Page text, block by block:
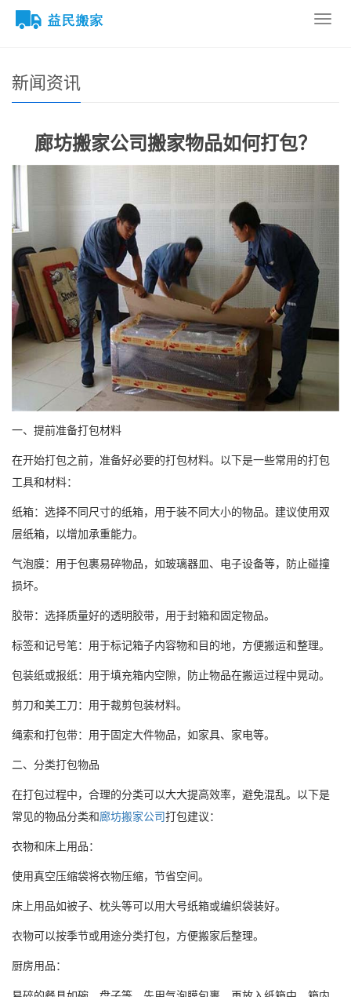
导
您的位置：
新闻资讯
廊坊搬家公司搬家物品如何打包？
一、提前准备打包材料
在开始打包之前，准备好必要的打包材料。以下是一些常用的打包
工具和材料：
纸箱：选择不同尺寸的纸箱，用于装不同大小的物品。建议使用双
层纸箱，以增加承重能力。
气泡膜：用于包裹易碎物品，如玻璃器皿、电子设备等，防止碰撞
损坏。
胶带：选择质量好的透明胶带，用于封箱和固定物品。
标签和记号笔：用于标记箱子内容物和目的地，方便搬运和整理。
包装纸或报纸：用于填充箱内空隙，防止物品在搬运过程中晃动。
剪刀和美工刀：用于裁剪包装材料。
绳索和打包带：用于固定大件物品，如家具、家电等。
二、分类打包物品
在打包过程中，合理的分类可以大大提高效率，避免混乱。以下是
常见的物品分类和廊坊搬家公司打包建议：
衣物和床上用品：
使用真空压缩袋将衣物压缩，节省空间。
床上用品如被子、枕头等可以用大号纸箱或编织袋装好。
衣物可以按季节或用途分类打包，方便搬家后整理。
厨房用品：